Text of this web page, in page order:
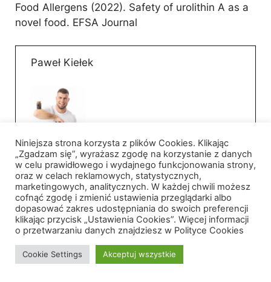
Food Allergens (2022). Safety of urolithin A as a
novel food. EFSA Journal
Paweł Kiełek
Na co dzień spełniam się w moich
najważniejszych życiowych rolach: taty i
męża. Poza domem jestem pasjonatem
zdrowego stylu życia i przedsiębiorcą z
misją. Od lat zgłębiam temat wspierania
organizmu. Stworzyłem sklep DrNatural.pl
oraz markę Supplife, a także współtworzę
MYLABS, aby móc dostarczać to, co w
Niniejsza strona korzysta z plików Cookies. Klikając
„Zgadzam się”, wyrażasz zgodę na korzystanie z danych
w celu prawidłowego i wydajnego funkcjonowania strony,
oraz w celach reklamowych, statystycznych,
marketingowych, analitycznych. W każdej chwili możesz
cofnąć zgodę i zmienić ustawienia przeglądarki albo
dopasować zakres udostępniania do swoich preferencji
klikając przycisk „Ustawienia Cookies”. Więcej informacji
o przetwarzaniu danych znajdziesz w Polityce Cookies
Cookie Settings Akceptuj wszystkie